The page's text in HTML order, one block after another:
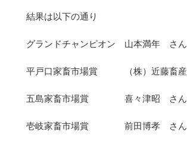
結果は以下の通り
グランドチャンピオン 山本満年 さん
平戸口家畜市場賞 （株）近藤畜産
五島家畜市場賞 喜々津昭 さん
壱岐家畜市場賞 前田博孝 さん